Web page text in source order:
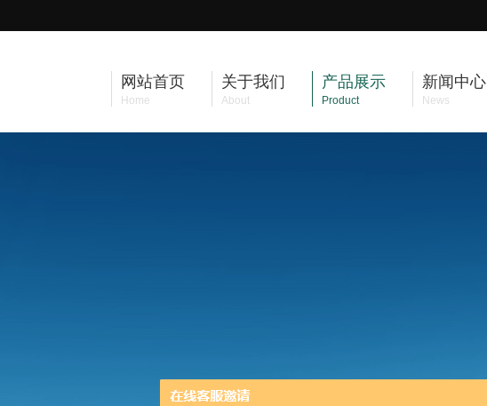
网站首页
Home
关于我们
About
产品展示
Product
新闻中心
News